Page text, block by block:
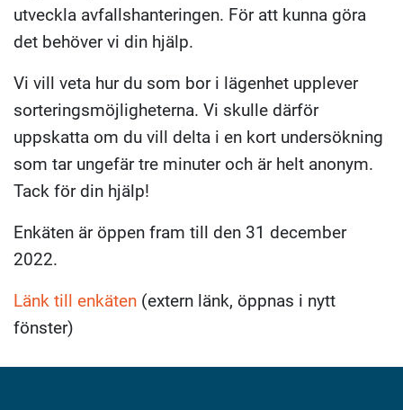
utveckla avfallshanteringen. För att kunna göra
det behöver vi din hjälp.
Vi vill veta hur du som bor i lägenhet upplever
sorteringsmöjligheterna. Vi skulle därför
uppskatta om du vill delta i en kort undersökning
som tar ungefär tre minuter och är helt anonym.
Tack för din hjälp!
Enkäten är öppen fram till den 31 december
2022.
Länk till enkäten (extern länk, öppnas i nytt
fönster)